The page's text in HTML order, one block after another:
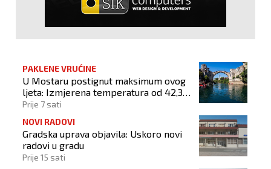
PAKLENE VRUĆINE
U Mostaru postignut maksimum ovog
ljeta: Izmjerena temperatura od 42,3
stupnja Celzijeva
Prije 7 sati
NOVI RADOVI
Gradska uprava objavila: Uskoro novi
radovi u gradu
Prije 15 sati